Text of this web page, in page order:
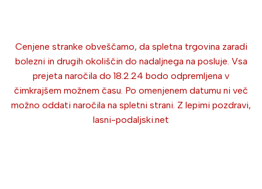
Cenjene stranke obveščamo, da spletna trgovina zaradi
bolezni in drugih okoliščin do nadaljnega na posluje. Vsa
prejeta naročila do 18.2.24 bodo odpremljena v
čimkrajšem možnem času. Po omenjenem datumu ni več
možno oddati naročila na spletni strani. Z lepimi pozdravi,
lasni-podaljski.net